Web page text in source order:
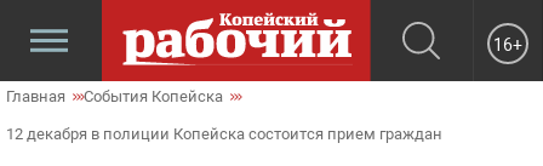
16+
Главная События Копейска
12 декабря в полиции Копейска состоится прием граждан